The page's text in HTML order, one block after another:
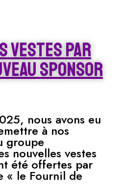
vestes par
sponsor
nous avons eu
à nos
groupe
nouvelles vestes
été offertes par
« le Fournil de